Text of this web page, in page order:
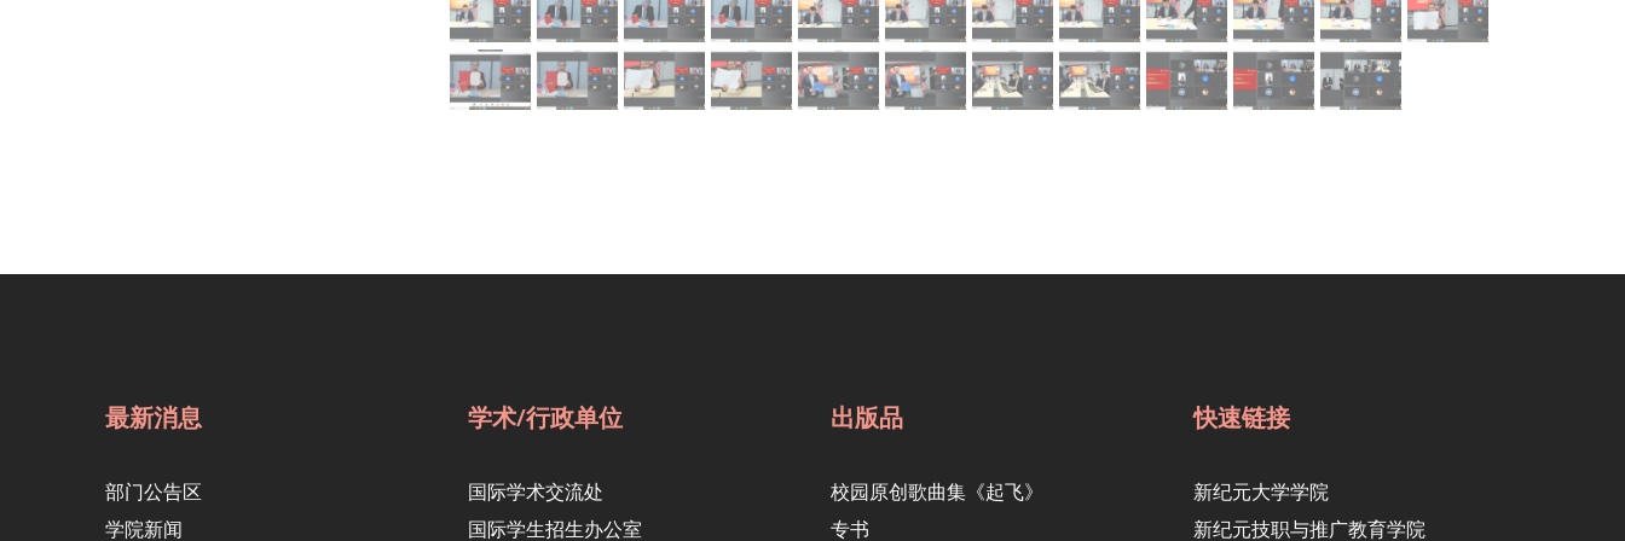
最新消息
部门公告区
学院新闻
学术/行政单位
国际学术交流处
国际学生招生办公室
出版品
校园原创歌曲集《起飞》
专书
快速链接
新纪元大学学院
新纪元技职与推广教育学院